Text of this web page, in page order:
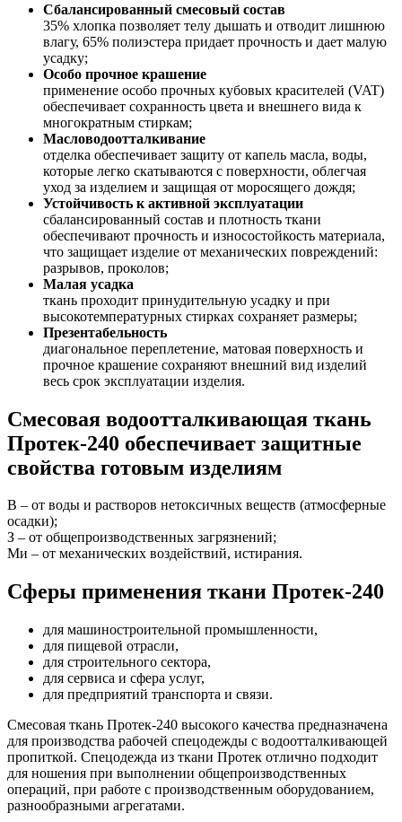
Сбалансированный смесовый состав
35% хлопка позволяет телу дышать и отводит лишнюю
влагу, 65% полиэстера придает прочность и дает малую
усадку;
Особо прочное крашение
применение особо прочных кубовых красителей (VAT)
обеспечивает сохранность цвета и внешнего вида к
многократным стиркам;
Масловодоотталкивание
отделка обеспечивает защиту от капель масла, воды,
которые легко скатываются с поверхности, облегчая
уход за изделием и защищая от моросящего дождя;
Устойчивость к активной эксплуатации
сбалансированный состав и плотность ткани
обеспечивают прочность и износостойкость материала,
что защищает изделие от механических повреждений:
разрывов, проколов;
Малая усадка
ткань проходит принудительную усадку и при
высокотемпературных стирках сохраняет размеры;
Презентабельность
диагональное переплетение, матовая поверхность и
прочное крашение сохраняют внешний вид изделий
весь срок эксплуатации изделия.
Смесовая водоотталкивающая ткань
Протек-240 обеспечивает защитные
свойства готовым изделиям
В – от воды и растворов нетоксичных веществ (атмосферные
осадки);
З – от общепроизводственных загрязнений;
Ми – от механических воздействий, истирания.
Сферы применения ткани Протек-240
для машиностроительной промышленности,
для пищевой отрасли,
для строительного сектора,
для сервиса и сфера услуг,
для предприятий транспорта и связи.
Смесовая ткань Протек-240 высокого качества предназначена
для производства рабочей спецодежды с водоотталкивающей
пропиткой. Спецодежда из ткани Протек отлично подходит
для ношения при выполнении общепроизводственных
операций, при работе с производственным оборудованием,
разнообразными агрегатами.